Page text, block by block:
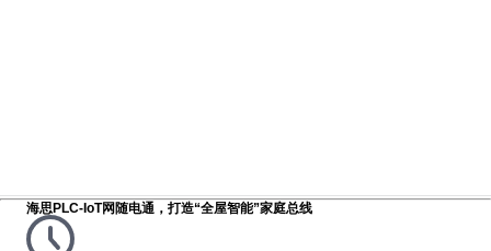
海思PLC-IoT网随电通，打造“全屋智能”家庭总线